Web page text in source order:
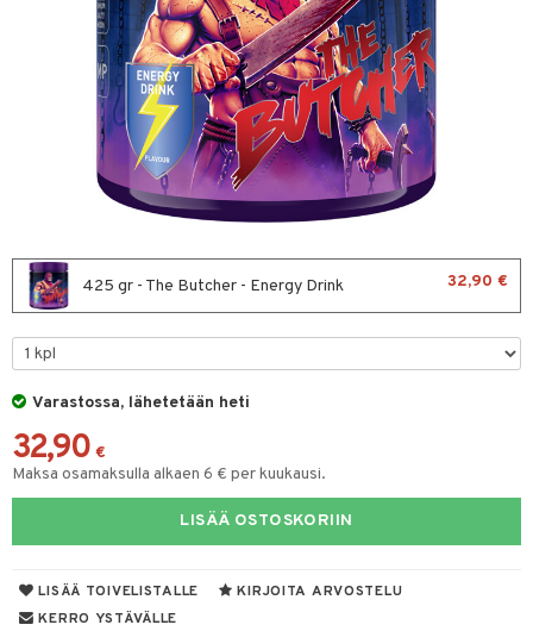
425 gr - The Butcher - Energy Drink 32,90 €
Varastossa, lähetetään heti
32,90 €
Maksa osamaksulla alkaen 6 € per kuukausi.
LISÄÄ OSTOSKORIIN
LISÄÄ TOIVELISTALLE
KIRJOITA ARVOSTELU
KERRO YSTÄVÄLLE
Lihaskivut
parantajat
& vastauksia